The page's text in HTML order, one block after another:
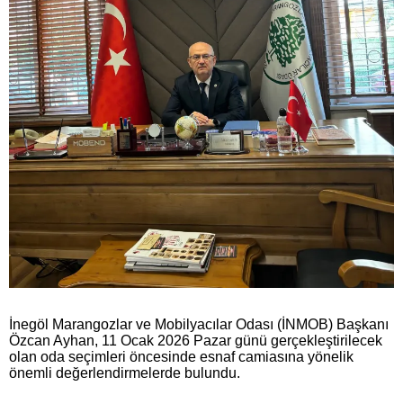
İnegöl Marangozlar ve Mobilyacılar Odası (İNMOB) Başkanı
Özcan Ayhan, 11 Ocak 2026 Pazar günü gerçekleştirilecek
olan oda seçimleri öncesinde esnaf camiasına yönelik
önemli değerlendirmelerde bulundu.